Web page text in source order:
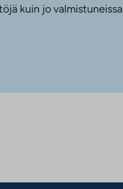
kuin jo valmistuneissa